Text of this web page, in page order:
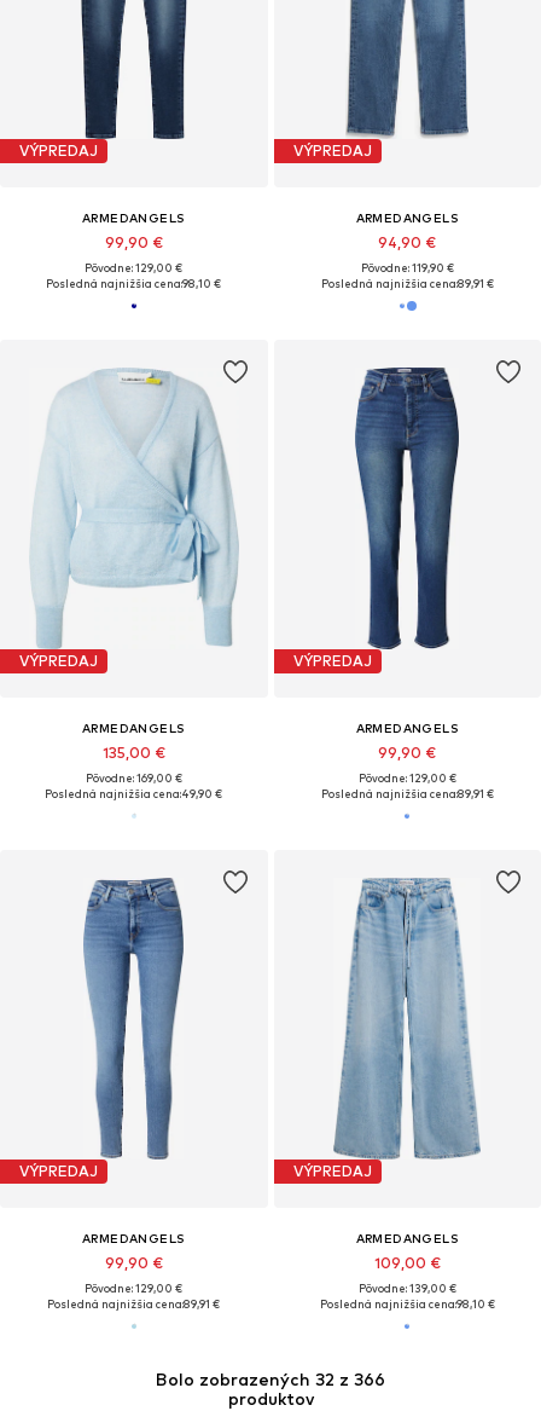
VÝPREDAJ
ARMEDANGELS
99,90 €
Pôvodne: 129,00 €
Posledná najnižšia cena:98,10 €
VÝPREDAJ
ARMEDANGELS
94,90 €
Pôvodne: 119,90 €
Posledná najnižšia cena:89,91 €
Bolo zobrazených 32 z 366
produktov
VÝPREDAJ
ARMEDANGELS
135,00 €
Pôvodne: 169,00 €
Posledná najnižšia cena:49,90 €
VÝPREDAJ
ARMEDANGELS
99,90 €
Pôvodne: 129,00 €
Posledná najnižšia cena:89,91 €
VÝPREDAJ
ARMEDANGELS
99,90 €
Pôvodne: 129,00 €
Posledná najnižšia cena:89,91 €
VÝPREDAJ
ARMEDANGELS
109,00 €
Pôvodne: 139,00 €
Posledná najnižšia cena:98,10 €